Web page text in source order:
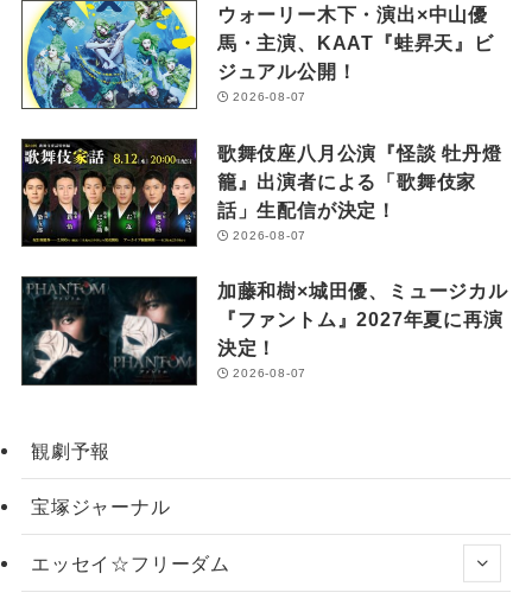
ウォーリー木下・演出×中山優
馬・主演、KAAT『蛙昇天』ビ
ジュアル公開！
2026-08-07
歌舞伎座八月公演『怪談 牡丹燈
籠』出演者による「歌舞伎家
話」生配信が決定！
2026-08-07
加藤和樹×城田優、ミュージカル
『ファントム』2027年夏に再演
決定！
2026-08-07
観劇予報
宝塚ジャーナル
エッセイ☆フリーダム